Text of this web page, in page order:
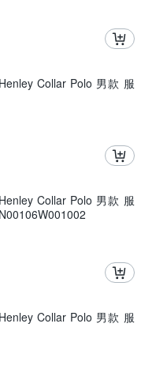
Collar Polo 男款 服
Collar Polo 男款 服
Collar Polo 男款 服